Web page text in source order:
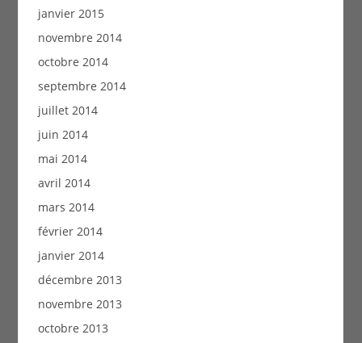
janvier 2015
novembre 2014
octobre 2014
septembre 2014
juillet 2014
juin 2014
mai 2014
avril 2014
mars 2014
février 2014
janvier 2014
décembre 2013
novembre 2013
octobre 2013